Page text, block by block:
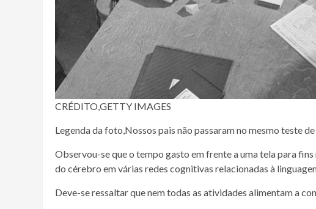
CRÉDITO, GETTY IMAGES
Legenda da foto, Nossos pais não passaram no mesmo teste
Observou-se que o tempo gasto em frente a uma tela para
do cérebro em várias redes cognitivas relacionadas à
Deve-se ressaltar que nem todas as atividades alimentam a